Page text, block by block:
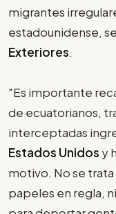
migrantes
estadounidense,
Exteriores.
"Es importante
de ecuatorianos,
interceptadas
Estados Unidos y
motivo. No se
papeles en regla,